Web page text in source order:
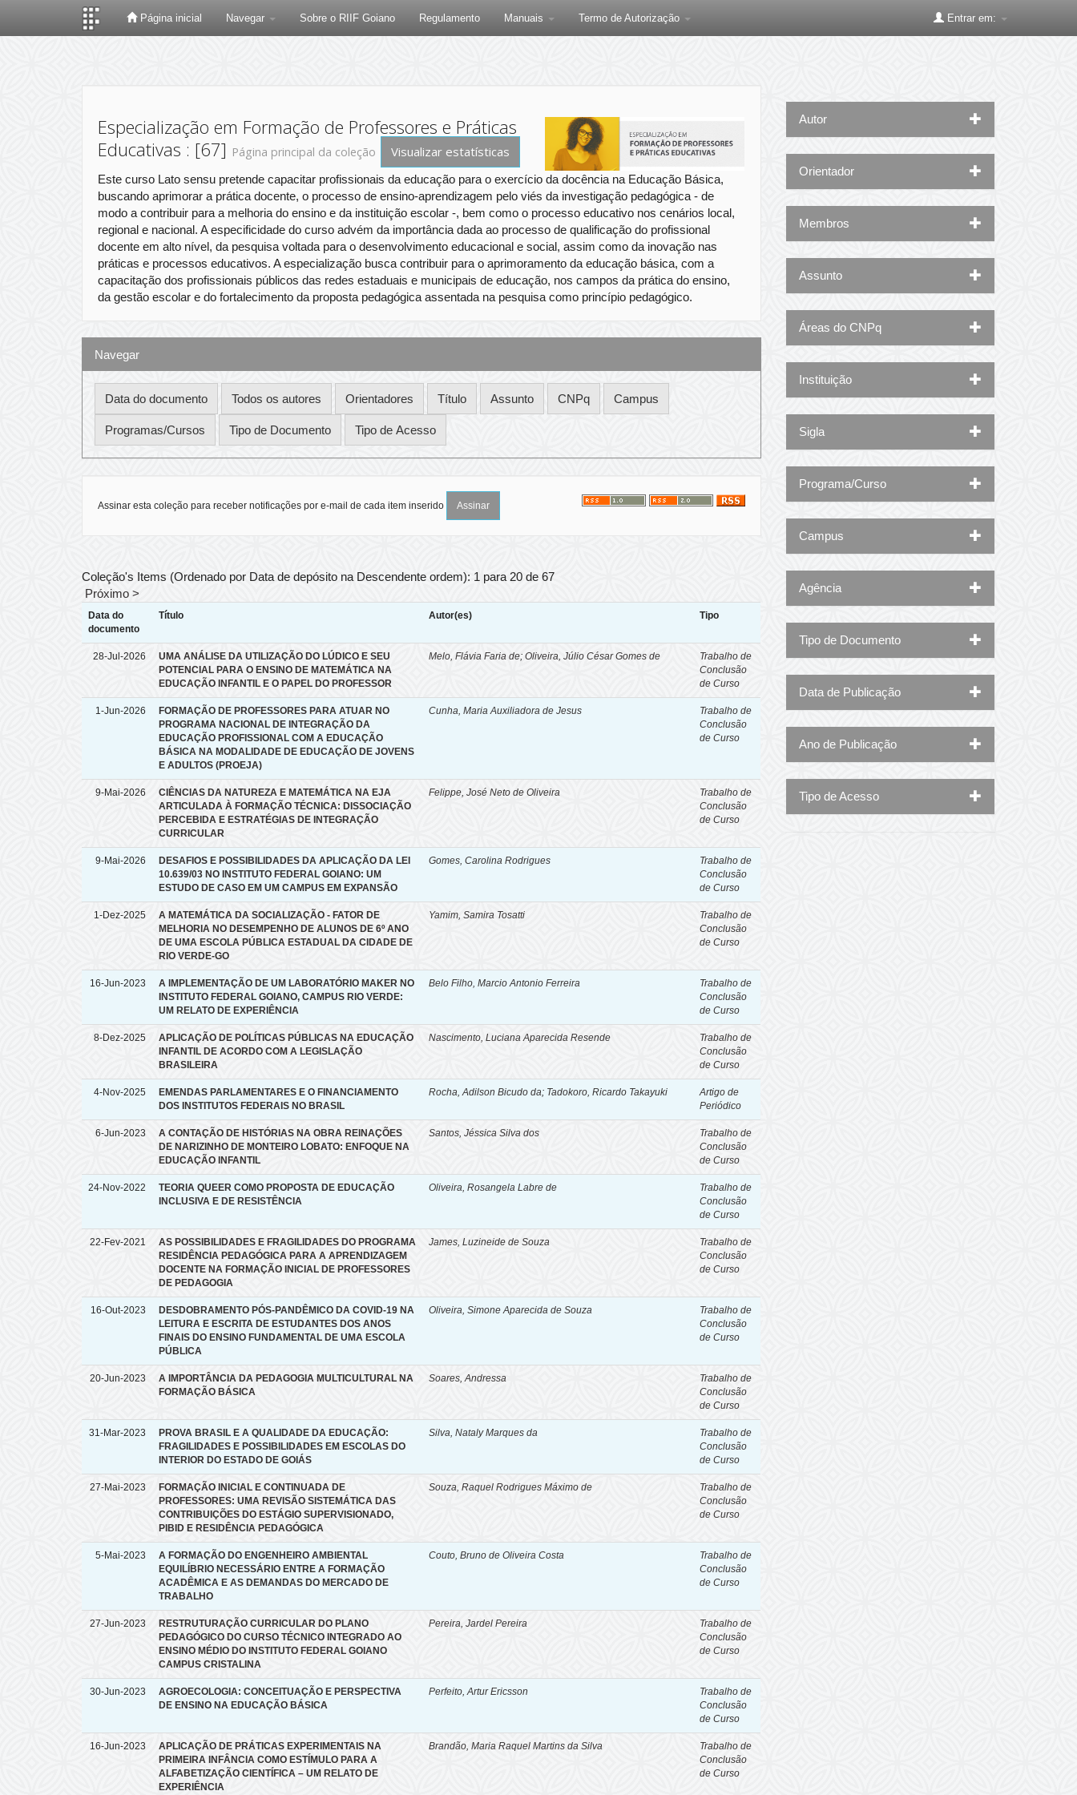
Página inicial Navegar Sobre o RIIF Goiano Regulamento Manuais Termo de Autorização Entrar em:
Especialização em Formação de Professores e Práticas
Educativas : [67] Página principal da coleção Visualizar estatísticas
Este curso Lato sensu pretende capacitar profissionais da educação para o exercício da docência na Educação Básica,
buscando aprimorar a prática docente, o processo de ensino-aprendizagem pelo viés da investigação pedagógica - de
modo a contribuir para a melhoria do ensino e da instituição escolar -, bem como o processo educativo nos cenários local,
regional e nacional. A especificidade do curso advém da importância dada ao processo de qualificação do profissional
docente em alto nível, da pesquisa voltada para o desenvolvimento educacional e social, assim como da inovação nas
práticas e processos educativos. A especialização busca contribuir para o aprimoramento da educação básica, com a
capacitação dos profissionais públicos das redes estaduais e municipais de educação, nos campos da prática do ensino,
da gestão escolar e do fortalecimento da proposta pedagógica assentada na pesquisa como princípio pedagógico.
Navegar
Assinar esta coleção para receber notificações por e-mail de cada item inserido
Coleção's Items (Ordenado por Data de depósito na Descendente ordem): 1 para 20 de 67
Próximo >
Data do
documento
Título Autor(es) Tipo
28-Jul-2026
UMA ANÁLISE DA UTILIZAÇÃO DO LÚDICO E SEU
POTENCIAL PARA O ENSINO DE MATEMÁTICA NA
EDUCAÇÃO INFANTIL E O PAPEL DO PROFESSOR
Melo, Flávia Faria de;Oliveira, Júlio César Gomes de
Trabalho de
Conclusão
de Curso
1-Jun-2026
FORMAÇÃO DE PROFESSORES PARA ATUAR NO
PROGRAMA NACIONAL DE INTEGRAÇÃO DA
EDUCAÇÃO PROFISSIONAL COM A EDUCAÇÃO
BÁSICA NA MODALIDADE DE EDUCAÇÃO DE JOVENS
E ADULTOS (PROEJA)
Cunha, Maria Auxiliadora de Jesus
Trabalho de
Conclusão
de Curso
9-Mai-2026
CIÊNCIAS DA NATUREZA E MATEMÁTICA NA EJA
ARTICULADA À FORMAÇÃO TÉCNICA: DISSOCIAÇÃO
PERCEBIDA E ESTRATÉGIAS DE INTEGRAÇÃO
CURRICULAR
Felippe, José Neto de Oliveira
Trabalho de
Conclusão
de Curso
9-Mai-2026
DESAFIOS E POSSIBILIDADES DA APLICAÇÃO DA LEI
10.639/03 NO INSTITUTO FEDERAL GOIANO: UM
ESTUDO DE CASO EM UM CAMPUS EM EXPANSÃO
Gomes, Carolina Rodrigues
Trabalho de
Conclusão
de Curso
1-Dez-2025
A MATEMÁTICA DA SOCIALIZAÇÃO - FATOR DE
MELHORIA NO DESEMPENHO DE ALUNOS DE 6º ANO
DE UMA ESCOLA PÚBLICA ESTADUAL DA CIDADE DE
RIO VERDE-GO
Yamim, Samira Tosatti
Trabalho de
Conclusão
de Curso
16-Jun-2023
A IMPLEMENTAÇÃO DE UM LABORATÓRIO MAKER NO
INSTITUTO FEDERAL GOIANO, CAMPUS RIO VERDE:
UM RELATO DE EXPERIÊNCIA
Belo Filho, Marcio Antonio Ferreira
Trabalho de
Conclusão
de Curso
8-Dez-2025
APLICAÇÃO DE POLÍTICAS PÚBLICAS NA EDUCAÇÃO
INFANTIL DE ACORDO COM A LEGISLAÇÃO
BRASILEIRA
Nascimento, Luciana Aparecida Resende
Trabalho de
Conclusão
de Curso
4-Nov-2025
EMENDAS PARLAMENTARES E O FINANCIAMENTO
DOS INSTITUTOS FEDERAIS NO BRASIL
Rocha, Adilson Bicudo da; Tadokoro, Ricardo Takayuki
Artigo de
Periódico
6-Jun-2023
A CONTAÇÃO DE HISTÓRIAS NA OBRA REINAÇÕES
DE NARIZINHO DE MONTEIRO LOBATO: ENFOQUE NA
EDUCAÇÃO INFANTIL
Santos, Jéssica Silva dos
Trabalho de
Conclusão
de Curso
24-Nov-2022
TEORIA QUEER COMO PROPOSTA DE EDUCAÇÃO
INCLUSIVA E DE RESISTÊNCIA
Oliveira, Rosangela Labre de
Trabalho de
Conclusão
de Curso
22-Fev-2021
AS POSSIBILIDADES E FRAGILIDADES DO PROGRAMA
RESIDÊNCIA PEDAGÓGICA PARA A APRENDIZAGEM
DOCENTE NA FORMAÇÃO INICIAL DE PROFESSORES
DE PEDAGOGIA
James, Luzineide de Souza
Trabalho de
Conclusão
de Curso
16-Out-2023
DESDOBRAMENTO PÓS-PANDÊMICO DA COVID-19 NA
LEITURA E ESCRITA DE ESTUDANTES DOS ANOS
FINAIS DO ENSINO FUNDAMENTAL DE UMA ESCOLA
PÚBLICA
Oliveira, Simone Aparecida de Souza
Trabalho de
Conclusão
de Curso
20-Jun-2023
A IMPORTÂNCIA DA PEDAGOGIA MULTICULTURAL NA
FORMAÇÃO BÁSICA
Soares, Andressa
Trabalho de
Conclusão
de Curso
31-Mar-2023
PROVA BRASIL E A QUALIDADE DA EDUCAÇÃO:
FRAGILIDADES E POSSIBILIDADES EM ESCOLAS DO
INTERIOR DO ESTADO DE GOIÁS
Silva, Nataly Marques da
Trabalho de
Conclusão
de Curso
27-Mai-2023
FORMAÇÃO INICIAL E CONTINUADA DE
PROFESSORES: UMA REVISÃO SISTEMÁTICA DAS
CONTRIBUIÇÕES DO ESTÁGIO SUPERVISIONADO,
PIBID E RESIDÊNCIA PEDAGÓGICA
Souza, Raquel Rodrigues Máximo de
Trabalho de
Conclusão
de Curso
5-Mai-2023
A FORMAÇÃO DO ENGENHEIRO AMBIENTAL
EQUILÍBRIO NECESSÁRIO ENTRE A FORMAÇÃO
ACADÊMICA E AS DEMANDAS DO MERCADO DE
TRABALHO
Couto, Bruno de Oliveira Costa
Trabalho de
Conclusão
de Curso
27-Jun-2023
RESTRUTURAÇÃO CURRICULAR DO PLANO
PEDAGÓGICO DO CURSO TÉCNICO INTEGRADO AO
ENSINO MÉDIO DO INSTITUTO FEDERAL GOIANO
CAMPUS CRISTALINA
Pereira, Jardel Pereira
Trabalho de
Conclusão
de Curso
30-Jun-2023
AGROECOLOGIA: CONCEITUAÇÃO E PERSPECTIVA
DE ENSINO NA EDUCAÇÃO BÁSICA
Perfeito, Artur Ericsson
Trabalho de
Conclusão
de Curso
16-Jun-2023
APLICAÇÃO DE PRÁTICAS EXPERIMENTAIS NA
PRIMEIRA INFÂNCIA COMO ESTÍMULO PARA A
ALFABETIZAÇÃO CIENTÍFICA – UM RELATO DE
EXPERIÊNCIA
Brandão, Maria Raquel Martins da Silva
Trabalho de
Conclusão
de Curso
Autor
Orientador
Membros
Assunto
Áreas do CNPq
Instituição
Sigla
Programa/Curso
Campus
Agência
Tipo de Documento
Data de Publicação
Ano de Publicação
Tipo de Acesso